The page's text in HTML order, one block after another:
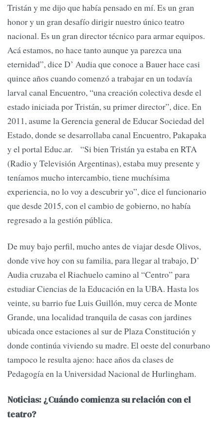
Tristán y me dijo que había pensado en mí. Es un gran
honor y un gran desafío dirigir nuestro único teatro
nacional. Es un gran director técnico para armar equipos.
Acá estamos, no hace tanto aunque ya parezca una
eternidad”, dice D’ Audia que conoce a Bauer hace casi
quince años cuando comenzó a trabajar en un todavía
larval canal Encuentro, “una creación colectiva desde el
estado iniciada por Tristán, su primer director”, dice. En
2011, asume la Gerencia general de Educar Sociedad del
Estado, donde se desarrollaba canal Encuentro, Pakapaka
y el portal Educ.ar. “Si bien Tristán ya estaba en RTA
(Radio y Televisión Argentinas), estaba muy presente y
teníamos mucho intercambio, tiene muchísima
experiencia, no lo voy a descubrir yo”, dice el funcionario
que desde 2015, con el cambio de gobierno, no había
regresado a la gestión pública.
De muy bajo perfil, mucho antes de viajar desde Olivos,
donde vive hoy con su familia, para llegar al trabajo, D’
Audia cruzaba el Riachuelo camino al “Centro” para
estudiar Ciencias de la Educación en la UBA. Hasta los
veinte, su barrio fue Luis Guillón, muy cerca de Monte
Grande, una localidad tranquila de casas con jardines
ubicada once estaciones al sur de Plaza Constitución y
donde continúa viviendo su madre. El oeste del conurbano
tampoco le resulta ajeno: hace años da clases de
Pedagogía en la Universidad Nacional de Hurlingham.
Noticias: ¿Cuándo comienza su relación con el
teatro?